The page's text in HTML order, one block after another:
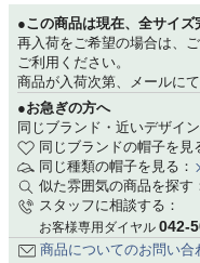
●この商品は現在、全サイズ
再入荷をご希望の場合は、
ご利用ください。
商品が入荷次第、メールに
●お急ぎの方へ
同じブランド・近いデザイ
同じブランドの帽子を見
同じ種類の帽子を見る：
似た雰囲気の商品を探す
スタッフに相談する：
お客様専用ダイヤル 042-
商品についてのお問い合